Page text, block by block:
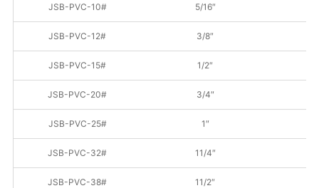
JSB-PVC-10# 5/16″
JSB-PVC-12# 3/8″
JSB-PVC-15# 1/2″
JSB-PVC-20# 3/4″
JSB-PVC-25# 1″
JSB-PVC-32# 11/4″
JSB-PVC-38# 11/2″